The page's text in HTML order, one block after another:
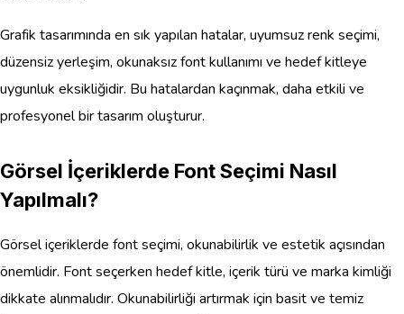
Grafik tasarımında en sık yapılan hatalar, uyumsuz renk seçimi,
düzensiz yerleşim, okunaksız font kullanımı ve hedef kitleye
uygunluk eksikliğidir. Bu hatalardan kaçınmak, daha etkili ve
profesyonel bir tasarım oluşturur.
Görsel İçeriklerde Font Seçimi Nasıl
Yapılmalı?
Görsel içeriklerde font seçimi, okunabilirlik ve estetik açısından
önemlidir. Font seçerken hedef kitle, içerik türü ve marka kimliği
dikkate alınmalıdır. Okunabilirliği artırmak için basit ve temiz